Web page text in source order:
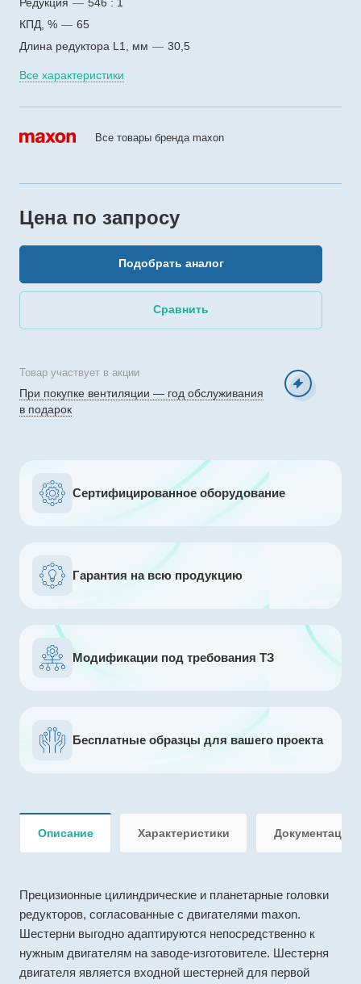
КПД, % — 65
Длина редуктора L1, мм — 30,5
Все характеристики
Все товары бренда maxon
Цена по запросу
Подобрать аналог
Сравнить
Товар участвует в акции
При покупке вентиляции — год обслуживания
в подарок
Сертифицированное оборудование
Гарантия на всю продукцию
Модификации под требования ТЗ
Бесплатные образцы для вашего проекта
Описание Характеристики Документация
Прецизионные цилиндрические и планетарные головки
редукторов, согласованные с двигателями maxon.
Шестерни выгодно адаптируются непосредственно к
нужным двигателям на заводе-изготовителе. Шестерня
двигателя является входной шестерней для первой